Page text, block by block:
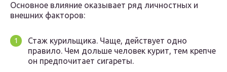
Основное влияние оказывает ряд личностных и
внешних факторов:
Стаж курильщика. Чаще, действует одно
правило. Чем дольше человек курит, тем крепче
он предпочитает сигареты.